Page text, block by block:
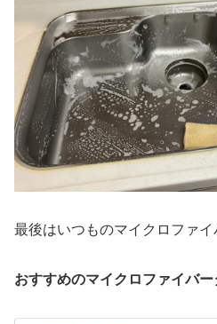
最後はいつものマイクロファイ
おすすめのマイクロファイバー